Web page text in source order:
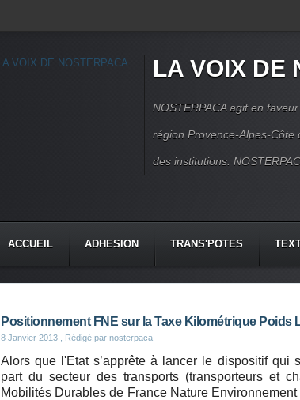
LA VOIX DE
NOSTERPACA agit en
région Provence-Alpes-
des institutions.
ACCUEIL ADHESION TRANS'POTES
Positionnement FNE sur la Taxe Kilométrique Poids
8 Janvier 2013 , Rédigé par nosterpaca
Alors que l'Etat s’apprête à lancer le dispositif qui
part du secteur des transports (transporteurs et
Mobilités Durables de France Nature